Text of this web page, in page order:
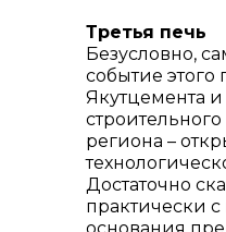
Контакты
Третья печь
Безусловно,
событие этого
Якутцемента и
региона –
Достаточно
практически